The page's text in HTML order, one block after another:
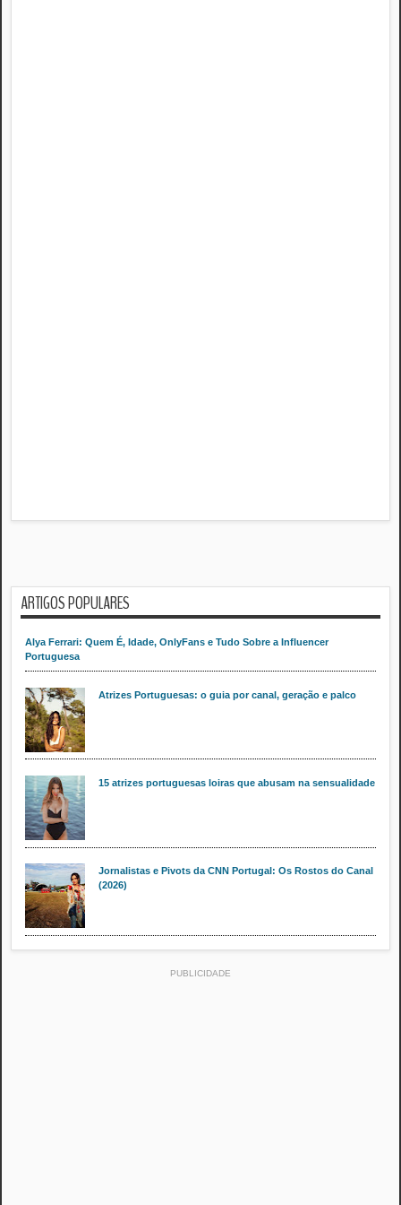
ARTIGOS POPULARES
Alya Ferrari: Quem É, Idade, OnlyFans e Tudo Sobre a Influencer
Portuguesa
Atrizes Portuguesas: o guia por canal, geração e palco
15 atrizes portuguesas loiras que abusam na sensualidade
Jornalistas e Pivots da CNN Portugal: Os Rostos do Canal
(2026)
PUBLICIDADE